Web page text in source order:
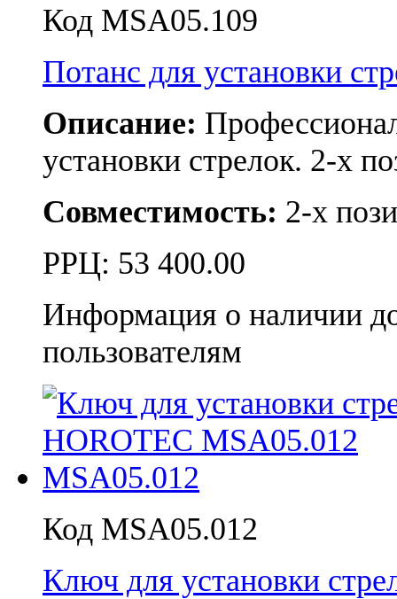
Код MSA05.109
Потанс для установки
Описание:
установки стрелок. 2-х
Совместимость: 2-х
РРЦ: 53 400.00
Информация о наличии
пользователям
Код MSA05.012
Ключ для установки